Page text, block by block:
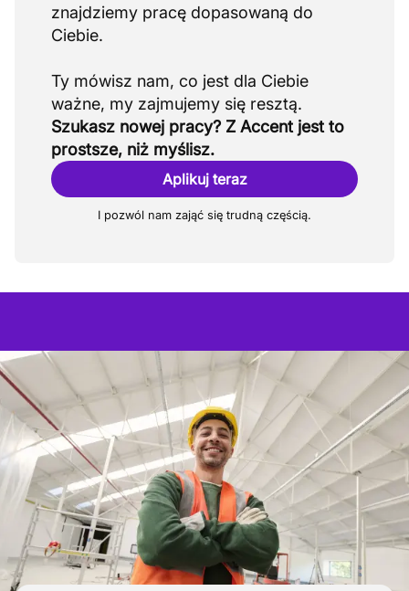
znajdziemy pracę dopasowaną do
Ciebie.
Ty mówisz nam, co jest dla Ciebie
Szukasz nowej pracy? Z Accent jest to
prostsze, niż myślisz.
Aplikuj teraz
I pozwól nam zająć się trudną częścią.